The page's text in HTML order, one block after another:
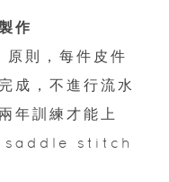
作
則，每件皮件
成，不進行流水
年訓練才能上
saddle stitch